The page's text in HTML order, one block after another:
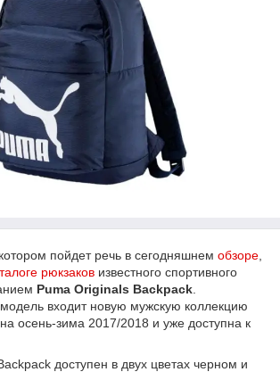
пойдет речь в сегодняшнем обзоре
рюкзаков известного спортивного
Puma Originals Backpack
входит новую мужскую коллекцию
осень-зима 2017/2018 и уже доступна к
доступен в двух цветах черном и